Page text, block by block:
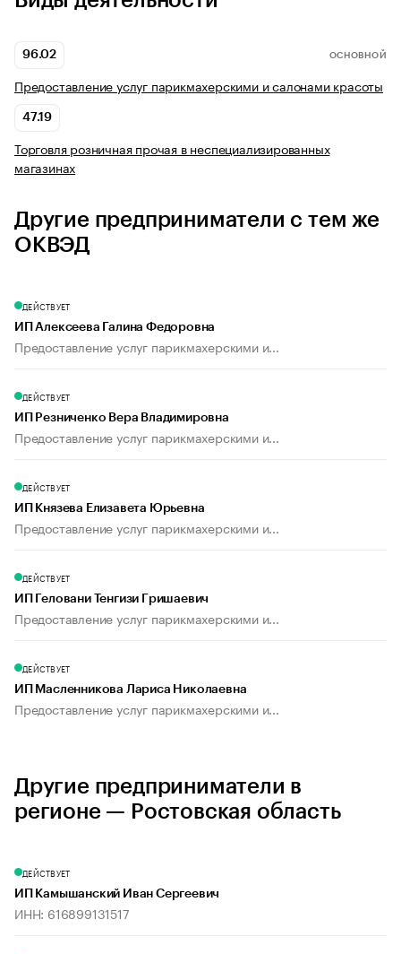
96.02 ОСНОВНОЙ
Предоставление услуг парикмахерскими и салонами красоты
47.19
Торговля розничная прочая в неспециализированных
магазинах
Другие предприниматели с тем же
ОКВЭД
ДЕЙСТВУЕТ
ИП Алексеева Галина Федоровна
Предоставление услуг парикмахерскими и...
ДЕЙСТВУЕТ
ИП Резниченко Вера Владимировна
Предоставление услуг парикмахерскими и...
ДЕЙСТВУЕТ
ИП Князева Елизавета Юрьевна
Предоставление услуг парикмахерскими и...
ДЕЙСТВУЕТ
ИП Геловани Тенгизи Гришаевич
Предоставление услуг парикмахерскими и...
ДЕЙСТВУЕТ
ИП Масленникова Лариса Николаевна
Предоставление услуг парикмахерскими и...
Другие предприниматели в
регионе — Ростовская область
ДЕЙСТВУЕТ
ИП Камышанский Иван Сергеевич
ИНН: 616899131517